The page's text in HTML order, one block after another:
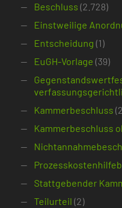
Beschluss (2.728)
Einstweilige
Entscheidung (1)
EuGH-Vorlage (39)
Kammerbeschluss
Kammerbeschluss
Stattgebender
Teilurteil (2)